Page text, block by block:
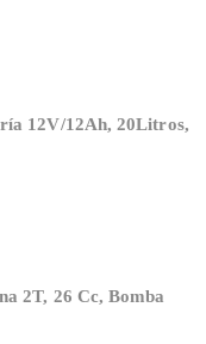
12V/12Ah, 20Litros,
2T, 26 Cc, Bomba